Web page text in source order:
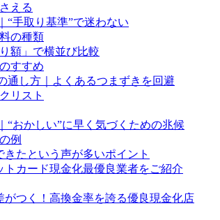
える
“手取り基準”で迷わない
の種類
額」で横並び比較
すすめ
通し方｜よくあるつまずきを回避
リスト
“おかしい”に早く気づくための兆候
例
きたという声が多いポイント
トカード現金化最優良業者をご紹介
がつく！高換金率を誇る優良現金化店